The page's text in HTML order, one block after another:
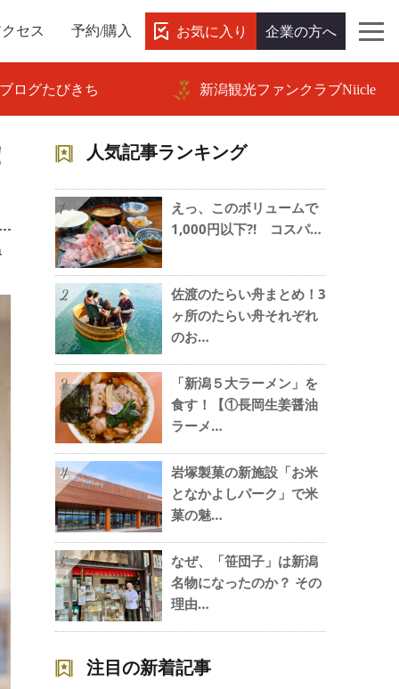
セス 予約/購入 お気に入り 企業の方へ
ログたびきち 新潟観光ファンクラブNiicle
人気記事ランキング
1
えっ、このボリュームで
1,000円以下?! コスパ…
2
佐渡のたらい舟まとめ！3
ヶ所のたらい舟それぞれ
のお…
3
「新潟５大ラーメン」を
食す！【①長岡生姜醤油
ラーメ…
4
岩塚製菓の新施設「お米
となかよしパーク」で米
菓の魅…
5
なぜ、「笹団子」は新潟
名物になったのか？ その
理由…
注目の新着記事